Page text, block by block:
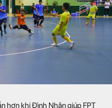
hơn khi Đình Nhân giúp FPT